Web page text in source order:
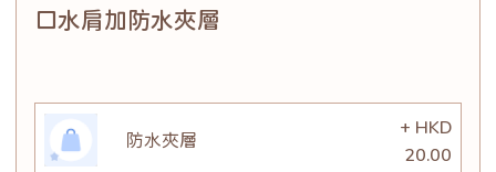
口水肩加防水夾層
防水夾層
+ HKD
20.00